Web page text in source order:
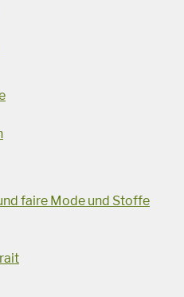
faire Mode und Stoffe